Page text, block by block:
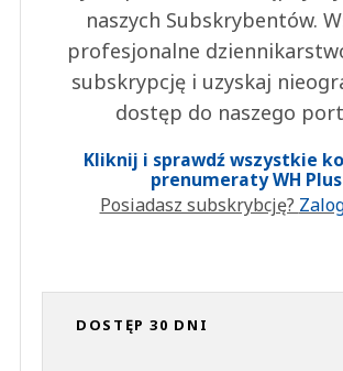
naszych Subskrybentów.
profesjonalne
subskrypcję i uzyskaj
dostęp do naszego
Kliknij i sprawdź wszystkie
prenumeraty WH Plus
Posiadasz subskrybcję?
DOSTĘP 30 DNI